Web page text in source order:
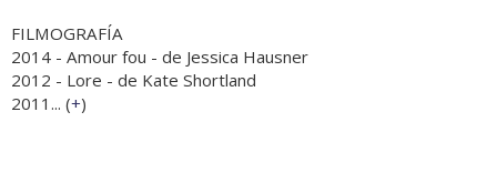
FILMOGRAFÍA
2014 - Amour fou - de Jessica Hausner
2012 - Lore - de Kate Shortland
2011... (+)